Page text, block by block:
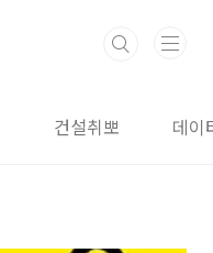
건설취뽀 데이